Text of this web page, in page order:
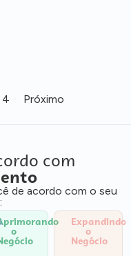
4 Próximo
com
de acordo com o seu
o
Expandindo
o
Negócio